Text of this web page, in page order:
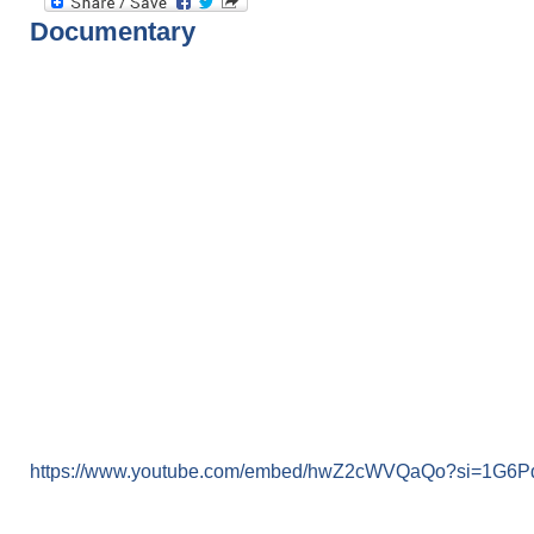
Documentary
https://www.youtube.com/embed/